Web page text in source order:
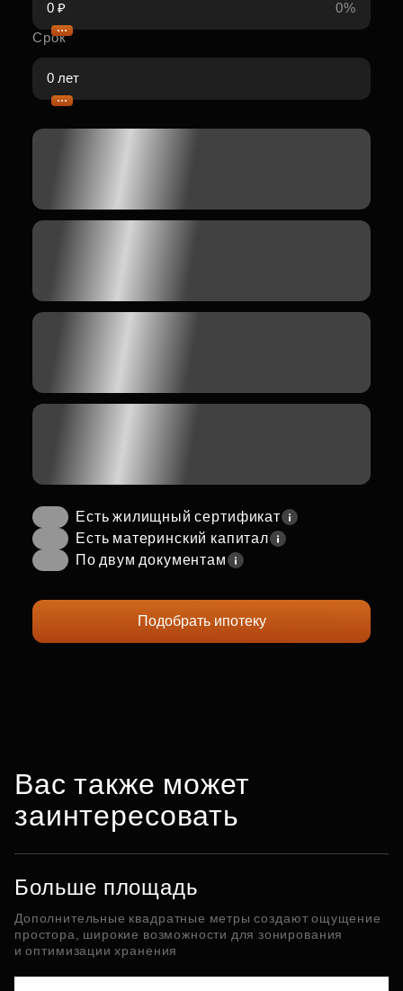
0%
Срок
Есть жилищный сертификат
Есть материнский капитал
По двум документам
Подобрать ипотеку
Вас также может
заинтересовать
Больше площадь
Дополнительные квадратные метры создают ощущение
простора, широкие возможности для зонирования
и оптимизации хранения